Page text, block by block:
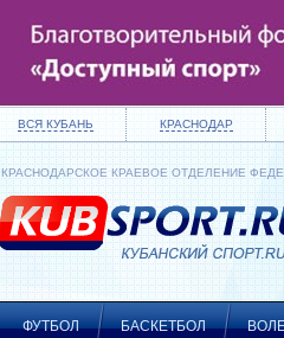
ВСЯ КУБАНЬ КРАСНОДАР
КРАСНОДАРСКОЕ КРАЕВОЕ ОТДЕЛЕНИЕ
ФУТБОЛ БАСКЕТБОЛ